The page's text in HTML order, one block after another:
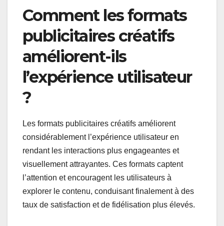
Comment les formats
publicitaires créatifs
améliorent-ils
l’expérience utilisateur
?
Les formats publicitaires créatifs améliorent
considérablement l’expérience utilisateur en
rendant les interactions plus engageantes et
visuellement attrayantes. Ces formats captent
l’attention et encouragent les utilisateurs à
explorer le contenu, conduisant finalement à des
taux de satisfaction et de fidélisation plus élevés.